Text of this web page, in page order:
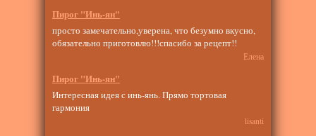
Пирог "Инь-ян"
просто замечательно,уверена, что безумно вкусно,
обязательно приготовлю!!!спасибо за рецепт!!
Елена
Пирог "Инь-ян"
Интересная идея с инь-янь. Прямо тортовая
гармония
lisanti